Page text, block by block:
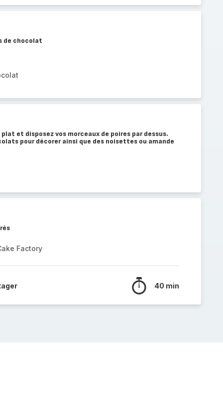
de chocolat
et disposez vos morceaux de poires par dessus.
pour décorer ainsi que des noisettes ou amande
Factory
40 min